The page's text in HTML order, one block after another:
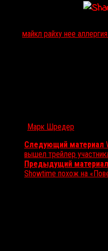
майкл райху нее
Марк Шредер
Следующий материал
вышел трейлер
Предыдущий материал
Showtime похож на